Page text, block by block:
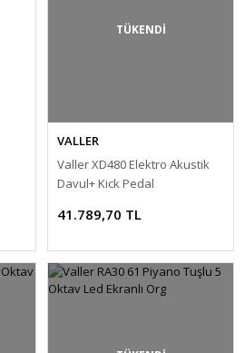
TÜKENDİ
VALLER
Valler XD480 Elektro Akustik
Davul+ Kick Pedal
41.789,70 TL